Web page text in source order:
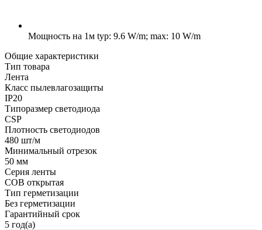
Мощность на 1м typ: 9.6 W/m; max: 10 W/m
Общие характеристики
Тип товара
Лента
Класс пылевлагозащиты
IP20
Типоразмер светодиода
CSP
Плотность светодиодов
480 шт/м
Минимальный отрезок
50 мм
Серия ленты
COB открытая
Тип герметизации
Без герметизации
Гарантийный срок
5 год(а)